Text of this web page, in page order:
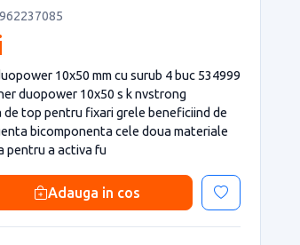
10x50 mm cu surub 4 buc 534999
duopower 10x50 s k nvstrong
top pentru fixari grele beneficiind de
bicomponenta cele doua materiale
pentru a activa fu
Adauga in cos